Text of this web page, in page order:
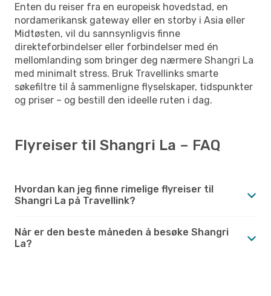
Enten du reiser fra en europeisk hovedstad, en
nordamerikansk gateway eller en storby i Asia eller
Midtøsten, vil du sannsynligvis finne
direkteforbindelser eller forbindelser med én
mellomlanding som bringer deg nærmere Shangri La
med minimalt stress. Bruk Travellinks smarte
søkefiltre til å sammenligne flyselskaper, tidspunkter
og priser – og bestill den ideelle ruten i dag.
Flyreiser til Shangri La – FAQ
Hvordan kan jeg finne rimelige flyreiser til
Shangri La på Travellink?
Når er den beste måneden å besøke Shangri
La?